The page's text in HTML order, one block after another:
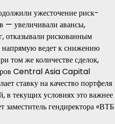
ужесточение риск-
— увеличивали авансы,
отказывали рискованным
ведет к снижению
том же количестве сделок,
Central Asia Capital
ставку на качество портфеля
в текущих условиях это важнее
заместитель гендиректора «ВТБ